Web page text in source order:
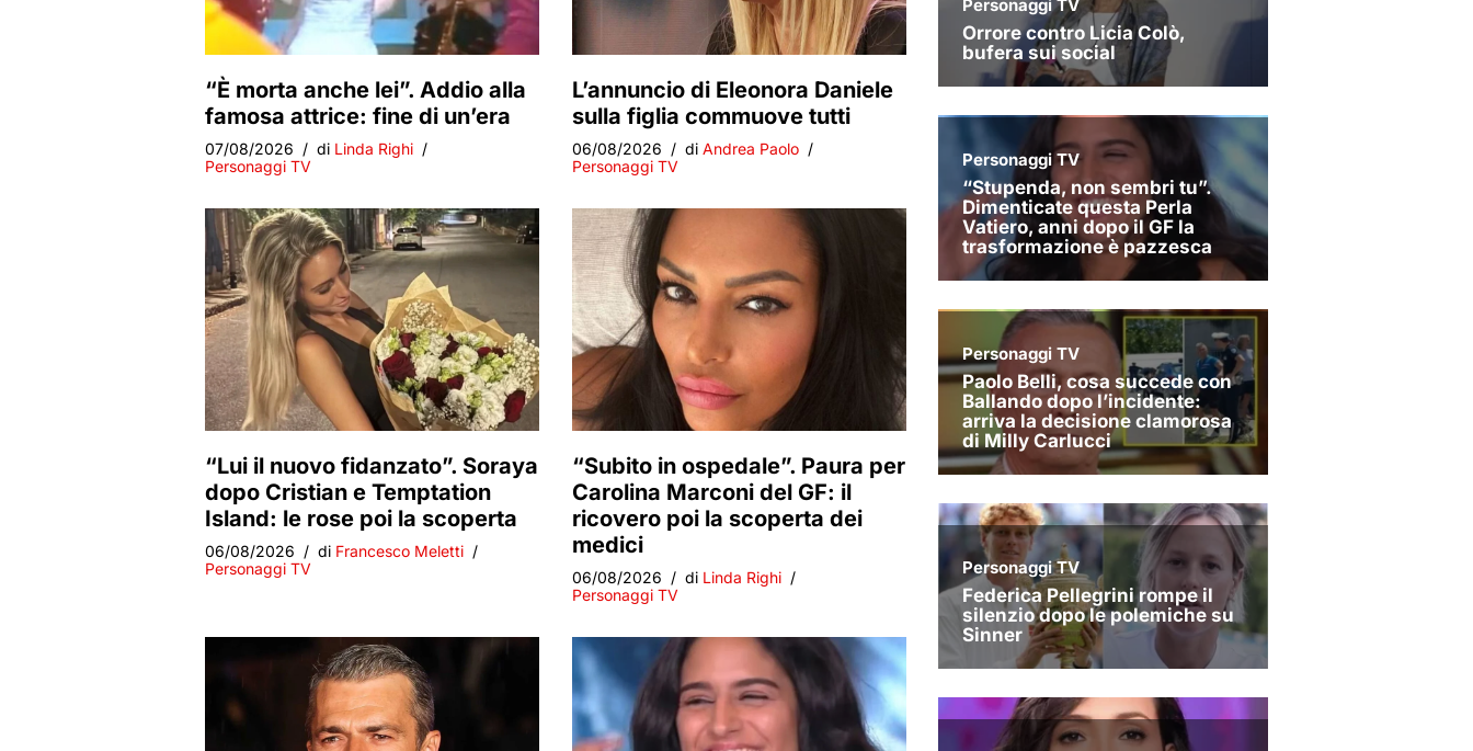
“È morta anche lei”. Addio alla
famosa attrice: fine di un’era
07/08/2026 di Linda Righi
Personaggi TV
L’annuncio di Eleonora Daniele
sulla figlia commuove tutti
06/08/2026 di Andrea Paolo
Personaggi TV
“Lui il nuovo fidanzato”. Soraya
dopo Cristian e Temptation
Island: le rose poi la scoperta
06/08/2026 di Francesco Meletti
Personaggi TV
“Subito in ospedale”. Paura per
Carolina Marconi del GF: il
ricovero poi la scoperta dei
medici
06/08/2026 di Linda Righi
Personaggi TV